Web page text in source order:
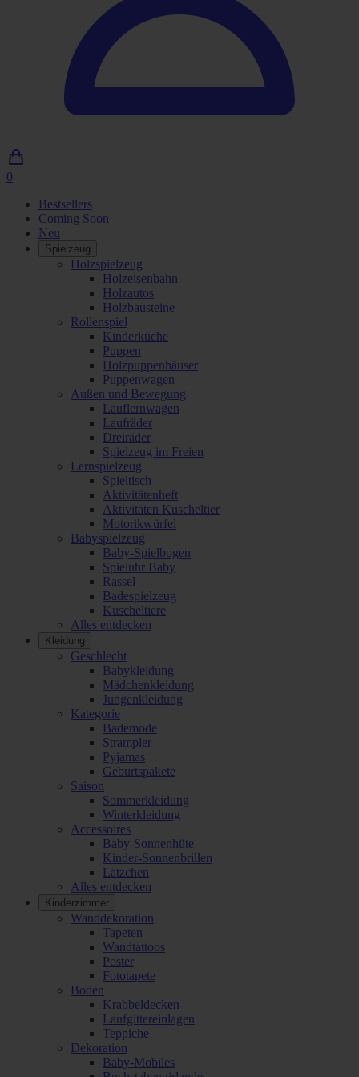
0
Einkaufswagen
Bestsellers
Coming Soon
Neu
Spielzeug
Holzspielzeug
Holzeisenbahn
Holzautos
Holzbausteine
Rollenspiel
Kinderküche
Puppen
Holzpuppenhäuser
Puppenwagen
Außen und Bewegung
Lauflernwagen
Laufräder
Dreiräder
Spielzeug im Freien
Lernspielzeug
Spieltisch
Aktivitätenheft
Aktivitäten Kuscheltier
Motorikwürfel
Babyspielzeug
Baby-Spielbogen
Spieluhr Baby
Rassel
Badespielzeug
Kuscheltiere
Alles entdecken
Kleidung
Geschlecht
Babykleidung
Mädchenkleidung
Jungenkleidung
Kategorie
Bademode
Strampler
Pyjamas
Geburtspakete
Saison
Sommerkleidung
Winterkleidung
Accessoires
Baby-Sonnenhüte
Kinder-Sonnenbrillen
Lätzchen
Alles entdecken
Kinderzimmer
Wanddekoration
Tapeten
Wandtattoos
Poster
Fototapete
Boden
Krabbeldecken
Laufgittereinlagen
Teppiche
Dekoration
Baby-Mobiles